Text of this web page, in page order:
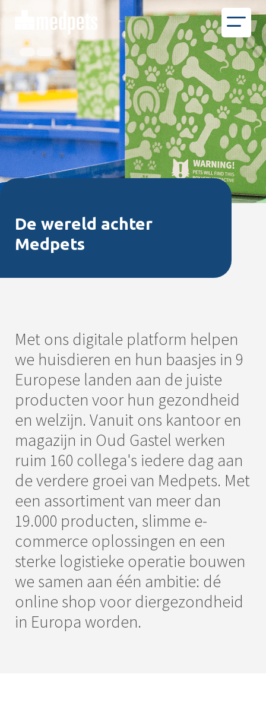
De wereld achter
Medpets
Met ons digitale platform helpen
we huisdieren en hun baasjes in 9
Europese landen aan de juiste
producten voor hun gezondheid
en welzijn. Vanuit ons kantoor en
magazijn in Oud Gastel werken
ruim 160 collega's iedere dag aan
de verdere groei van Medpets. Met
een assortiment van meer dan
19.000 producten, slimme e-
commerce oplossingen en een
sterke logistieke operatie bouwen
we samen aan één ambitie: dé
online shop voor diergezondheid
in Europa worden.